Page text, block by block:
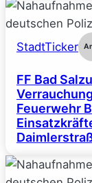
StadtTicker
FF Bad
Feuerwehr